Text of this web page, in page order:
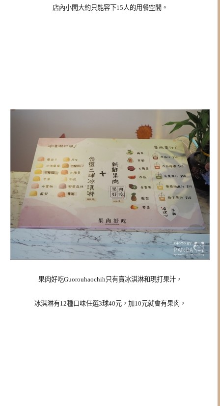
店內小間大約只能容下15人的用餐空間。
果肉好吃Guorouhaochih只有賣冰淇淋和現打果汁，
冰淇淋有12種口味任選3球40元，加10元就會有果肉，